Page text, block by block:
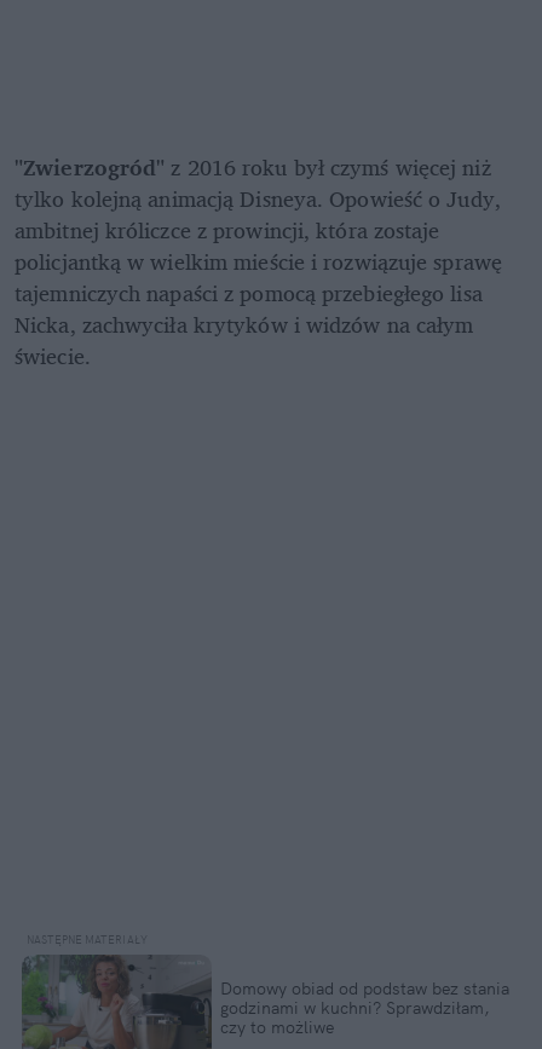
"Zwierzogród" z 2016 roku był czymś więcej niż
tylko kolejną animacją Disneya. Opowieść o Judy,
ambitnej króliczce z prowincji, która zostaje
policjantką w wielkim mieście i rozwiązuje sprawę
tajemniczych napaści z pomocą przebiegłego lisa
Nicka, zachwyciła krytyków i widzów na całym
świecie.
Domowy obiad od podstaw bez stania
godzinami w kuchni? Sprawdziłam,
czy to możliwe